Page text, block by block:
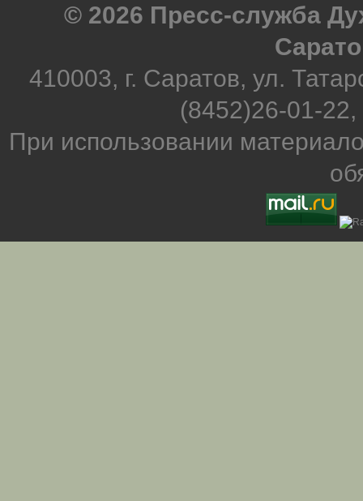
© 2026 Пресс-служба
410003, г. Саратов, ул.
(8452)26-01-
При использовании